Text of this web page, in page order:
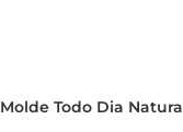
Molde Todo Dia Natura